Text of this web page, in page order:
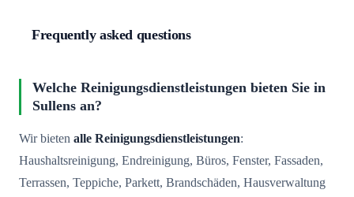
Frequently asked questions
Welche Reinigungsdienstleistungen bieten Sie in
Sullens an?
Wir bieten alle Reinigungsdienstleistungen:
Haushaltsreinigung, Endreinigung, Büros, Fenster, Fassaden,
Terrassen, Teppiche, Parkett, Brandschäden, Hausverwaltung